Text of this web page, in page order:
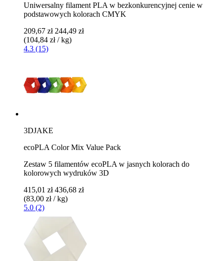
Uniwersalny filament PLA w bezkonkurencyjnej cenie w
podstawowych kolorach CMYK
209,67 zł 244,49 zł
(104,84 zł / kg)
4.3 (15)
3DJAKE
ecoPLA Color Mix Value Pack
Zestaw 5 filamentów ecoPLA w jasnych kolorach do
kolorowych wydruków 3D
415,01 zł 436,68 zł
(83,00 zł / kg)
5.0 (2)